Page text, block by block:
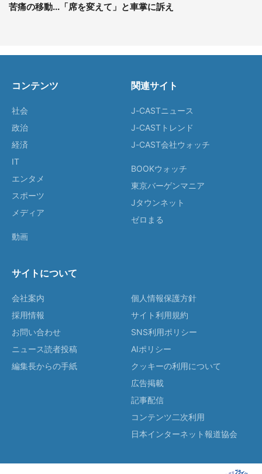
苦痛の移動...「席を変えて」と車掌に訴え
コンテンツ
社会
政治
経済
IT
エンタメ
スポーツ
メディア
動画
関連サイト
J-CASTニュース
J-CASTトレンド
J-CAST会社ウォッチ
BOOKウォッチ
東京バーゲンマニア
Jタウンネット
ゼロまる
サイトについて
会社案内
採用情報
お問い合わせ
ニュース読者投稿
編集長からの手紙
個人情報保護方針
サイト利用規約
SNS利用ポリシー
AIポリシー
クッキーの利用について
広告掲載
記事配信
コンテンツ二次利用
日本インターネット報道協会